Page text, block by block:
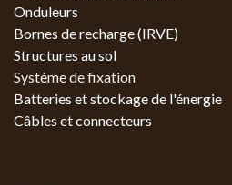
Onduleurs
Bornes de recharge (IRVE)
Structures au sol
Système de fixation
Batteries et stockage de l'énergie
Câbles et connecteurs